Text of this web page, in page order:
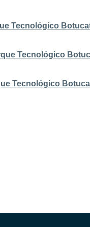
Tecnológico
Tecnológico
Tecnológico